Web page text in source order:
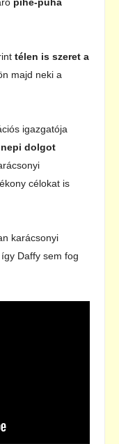
télen is szeret a
majd neki a
igazgatója
dolgot
célokat is
karácsonyi
Daffy sem fog